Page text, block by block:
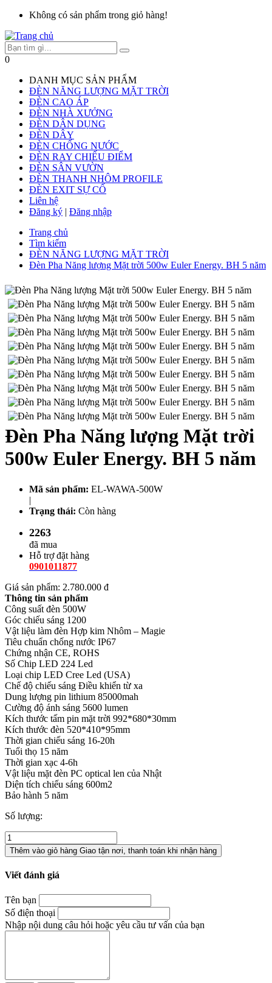
Không có sản phẩm trong giỏ hàng!
0
DANH MỤC SẢN PHẨM
ĐÈN NĂNG LƯỢNG MẶT TRỜI
ĐÈN CAO ÁP
ĐÈN NHÀ XƯỞNG
ĐÈN DÂN DỤNG
ĐÈN DÂY
ĐÈN CHỐNG NƯỚC
ĐÈN RAY CHIẾU ĐIỂM
ĐÈN SÂN VƯỜN
ĐÈN THANH NHÔM PROFILE
ĐÈN EXIT SỰ CỐ
Liên hệ
Đăng ký | Đăng nhập
Trang chủ
Tìm kiếm
ĐÈN NĂNG LƯỢNG MẶT TRỜI
Đèn Pha Năng lượng Mặt trời 500w Euler Energy. BH 5 năm
Đèn Pha Năng lượng Mặt trời
500w Euler Energy. BH 5 năm
Mã sản phẩm: EL-WAWA-500W
|
Trạng thái: Còn hàng
2263
đã mua
Hỗ trợ đặt hàng
0901011877
Giá sản phẩm: 2.780.000 đ
Thông tin sản phẩm
Công suất đèn 500W
Góc chiếu sáng 1200
Vật liệu làm đèn Hợp kim Nhôm – Magie
Tiêu chuẩn chống nước IP67
Chứng nhận CE, ROHS
Số Chip LED 224 Led
Loại chip LED Cree Led (USA)
Chế độ chiếu sáng Điều khiển từ xa
Dung lượng pin lithium 85000mah
Cường độ ánh sáng 5600 lumen
Kích thước tấm pin mặt trời 992*680*30mm
Kích thước đèn 520*410*95mm
Thời gian chiếu sáng 16-20h
Tuổi thọ 15 năm
Thời gian xạc 4-6h
Vật liệu mặt đèn PC optical len của Nhật
Diện tích chiếu sáng 600m2
Bảo hành 5 năm
Số lượng:
Thêm vào giỏ hàng Giao tận nơi, thanh toán khi nhận hàng
Viết đánh giá
Tên bạn
Số điện thoại
Nhập nội dung câu hỏi hoặc yêu cầu tư vấn của bạn